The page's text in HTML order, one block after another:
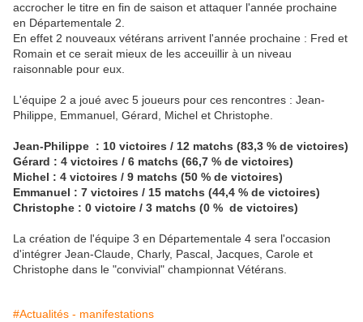
accrocher le titre en fin de saison et attaquer l'année prochaine
en Départementale 2.
En effet 2 nouveaux vétérans arrivent l'année prochaine : Fred et
Romain et ce serait mieux de les acceuillir à un niveau
raisonnable pour eux.
L'équipe 2 a joué avec 5 joueurs pour ces rencontres : Jean-
Philippe, Emmanuel, Gérard, Michel et Christophe.
Jean-Philippe : 10 victoires / 12 matchs (83,3 % de victoires)
Gérard : 4 victoires / 6 matchs (66,7 % de victoires)
Michel : 4 victoires / 9 matchs (50 % de victoires)
Emmanuel : 7 victoires / 15 matchs (44,4 % de victoires)
Christophe : 0 victoire / 3 matchs (0 % de victoires)
La création de l'équipe 3 en Départementale 4 sera l'occasion
d'intégrer Jean-Claude, Charly, Pascal, Jacques, Carole et
Christophe dans le "convivial" championnat Vétérans.
#Actualités - manifestations